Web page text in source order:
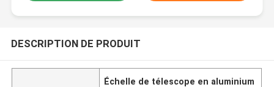
DESCRIPTION DE PRODUIT
Échelle de télescope en aluminium